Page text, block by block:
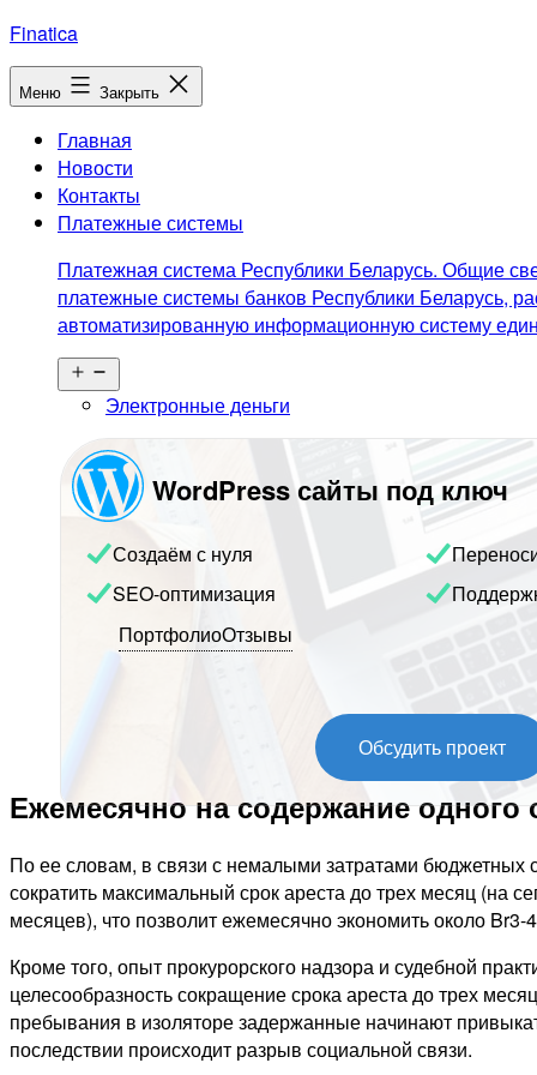
Перейти
к
содержимому
Finatica
Меню Закрыть
Главная
Новости
Контакты
Платежные системы
Платежная система Республики Беларусь. Общие
платежные системы банков Республики Беларусь,
автоматизированную информационную систему
меню
Электронные деньги
WordPress сайты под ключ
Создаём с нуля
SEO-оптимизация
ПортфолиоОтзывы
Обсудить проект
Ежемесячно на содержание одного
По ее словам, в связи с немалыми затратами бюджетных
сократить максимальный срок ареста до трех месяц (на
месяцев), что позволит ежемесячно экономить около Br3-
Кроме того, опыт прокурорского надзора и судебной
целесообразность сокращение срока ареста до трех
пребывания в изоляторе задержанные начинают
последствии происходит разрыв социальной связи.